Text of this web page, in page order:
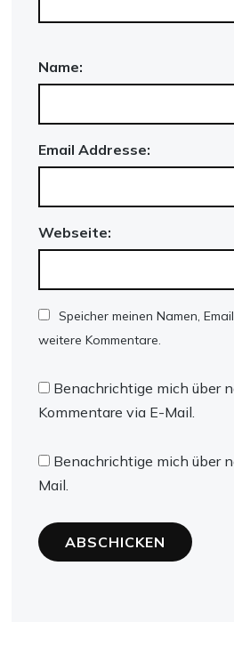
Name:
Email Addresse:
Webseite:
Speicher meinen Namen,
weitere Kommentare.
Benachrichtige mich über
Kommentare via E-Mail.
Benachrichtige mich über
Mail.